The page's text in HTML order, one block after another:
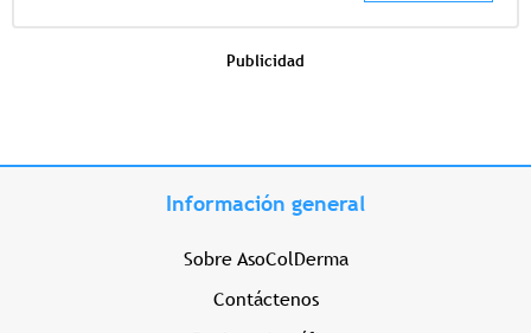
Publicidad
Información general
Sobre AsoColDerma
Contáctenos